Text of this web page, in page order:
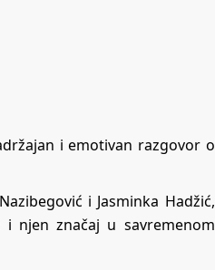
i emotivan razgovor o
i Jasminka Hadžić,
njen značaj u savremenom